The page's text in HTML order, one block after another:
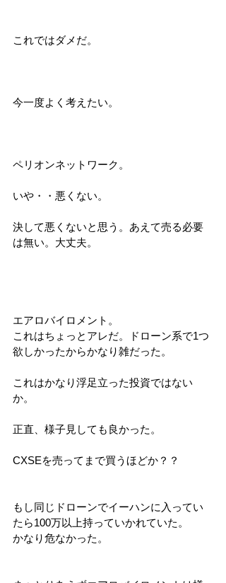
これではダメだ。
今一度よく考えたい。
ペリオンネットワーク。
いや・・悪くない。
決して悪くないと思う。あえて売る必要
は無い。大丈夫。
エアロバイロメント。
これはちょっとアレだ。ドローン系で1つ
欲しかったからかなり雑だった。
これはかなり浮足立った投資ではない
か。
正直、様子見しても良かった。
CXSEを売ってまで買うほどか？？
もし同じドローンでイーハンに入ってい
たら100万以上持っていかれていた。
かなり危なかった。